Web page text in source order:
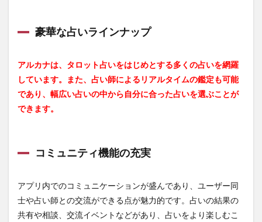
3.2
（オ
ルカ
ー
ド）
座占
4
④【ア
ルカ
ナ】の
豪華な占いラインナップ
アルカナは、タロット占いをはじめとする多くの占いを網羅
しています。また、占い師によるリアルタイムの鑑定も可能
であり、幅広い占いの中から自分に合った占いを選ぶことが
できます。
コミュニティ機能の充実
アプリ内でのコミュニケーションが盛んであり、ユーザー同
士や占い師との交流ができる点が魅力的です。占いの結果の
共有や相談、交流イベントなどがあり、占いをより楽しむこ